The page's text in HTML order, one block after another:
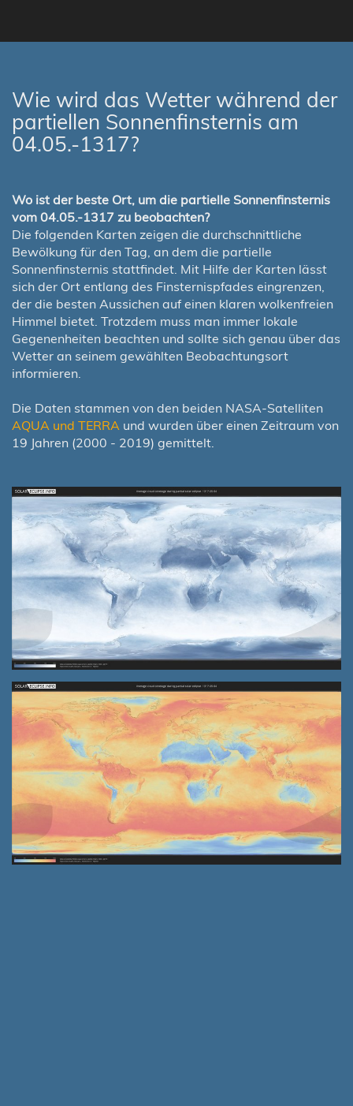
Wie wird das Wetter während der
partiellen Sonnenfinsternis am
04.05.-1317?
Wo ist der beste Ort, um die partielle Sonnenfinsternis
vom 04.05.-1317 zu beobachten?
Die folgenden Karten zeigen die durchschnittliche
Bewölkung für den Tag, an dem die partielle
Sonnenfinsternis stattfindet. Mit Hilfe der Karten lässt
sich der Ort entlang des Finsternispfades eingrenzen,
der die besten Aussichen auf einen klaren wolkenfreien
Himmel bietet. Trotzdem muss man immer lokale
Gegenenheiten beachten und sollte sich genau über das
Wetter an seinem gewählten Beobachtungsort
informieren.
Die Daten stammen von den beiden NASA-Satelliten
AQUA und TERRA und wurden über einen Zeitraum von
19 Jahren (2000 - 2019) gemittelt.